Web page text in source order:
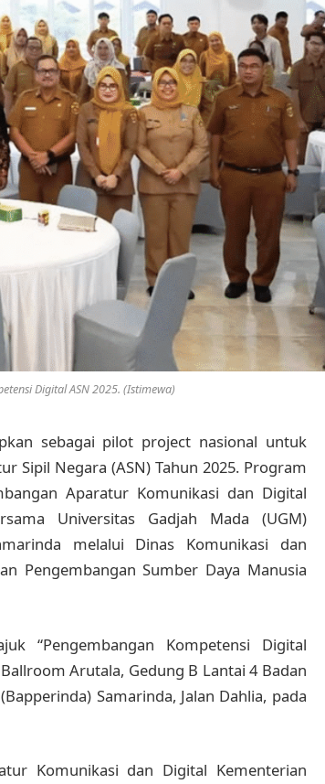
Digital ASN 2025. (Istimewa)
sebagai pilot project nasional untuk
Sipil Negara (ASN) Tahun 2025. Program
Aparatur Komunikasi dan Digital
Universitas Gadjah Mada (UGM)
melalui Dinas Komunikasi dan
Pengembangan Sumber Daya Manusia
“Pengembangan Kompetensi Digital
Arutala, Gedung B Lantai 4 Badan
Samarinda, Jalan Dahlia, pada
Komunikasi dan Digital Kementerian